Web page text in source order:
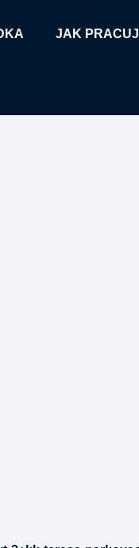
JAK PRACUJI